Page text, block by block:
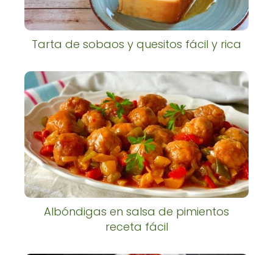
Tarta de sobaos y quesitos fácil y rica
Albóndigas en salsa de pimientos
receta fácil